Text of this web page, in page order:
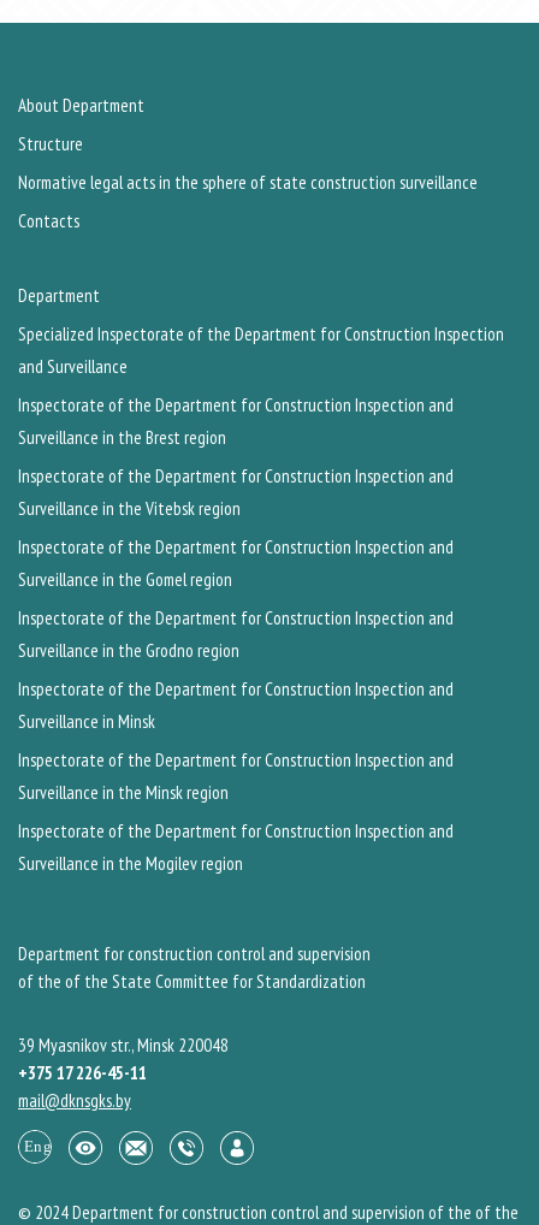
About Department
Structure
Normative legal acts in the sphere of state construction surveillance
Contacts
Department
Specialized Inspectorate of the Department for Construction Inspection
and Surveillance
Inspectorate of the Department for Construction Inspection and
Surveillance in the Brest region
Inspectorate of the Department for Construction Inspection and
Surveillance in the Vitebsk region
Inspectorate of the Department for Construction Inspection and
Surveillance in the Gomel region
Inspectorate of the Department for Construction Inspection and
Surveillance in the Grodno region
Inspectorate of the Department for Construction Inspection and
Surveillance in Minsk
Inspectorate of the Department for Construction Inspection and
Surveillance in the Minsk region
Inspectorate of the Department for Construction Inspection and
Surveillance in the Mogilev region
Department for construction control and supervision
of the of the State Committee for Standardization
39 Myasnikov str., Minsk 220048
+375 17 226-45-11
mail@dknsgks.by
© 2024 Department for construction control and supervision of the of the